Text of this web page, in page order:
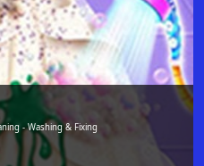
- Washing & Fixing